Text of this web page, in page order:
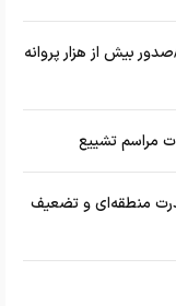
بیش از هزار پروانه
مراسم تشییع
منطقه‌ای و تضعیف